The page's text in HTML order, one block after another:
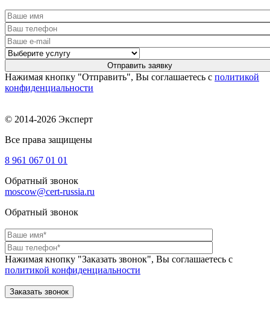
Нажимая кнопку "Отправить", Вы соглашаетесь с политикой
конфиденциальности
© 2014-2026 Эксперт
Все права защищены
8 961 067 01 01
Обратный звонок
moscow@cert-russia.ru
Обратный звонок
Нажимая кнопку "Заказать звонок", Вы соглашаетесь с
политикой конфиденциальности